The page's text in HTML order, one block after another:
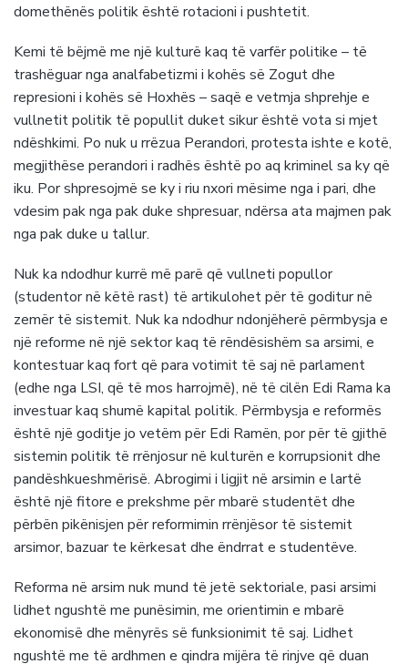
domethënës politik është rotacioni i pushtetit.
Kemi të bëjmë me një kulturë kaq të varfër politike – të
trashëguar nga analfabetizmi i kohës së Zogut dhe
represioni i kohës së Hoxhës – saqë e vetmja shprehje e
vullnetit politik të popullit duket sikur është vota si mjet
ndëshkimi. Po nuk u rrëzua Perandori, protesta ishte e kotë,
megjithëse perandori i radhës është po aq kriminel sa ky që
iku. Por shpresojmë se ky i riu nxori mësime nga i pari, dhe
vdesim pak nga pak duke shpresuar, ndërsa ata majmen pak
nga pak duke u tallur.
Nuk ka ndodhur kurrë më parë që vullneti popullor
(studentor në këtë rast) të artikulohet për të goditur në
zemër të sistemit. Nuk ka ndodhur ndonjëherë përmbysja e
një reforme në një sektor kaq të rëndësishëm sa arsimi, e
kontestuar kaq fort që para votimit të saj në parlament
(edhe nga LSI, që të mos harrojmë), në të cilën Edi Rama ka
investuar kaq shumë kapital politik. Përmbysja e reformës
është një goditje jo vetëm për Edi Ramën, por për të gjithë
sistemin politik të rrënjosur në kulturën e korrupsionit dhe
pandëshkueshmërisë. Abrogimi i ligjit në arsimin e lartë
është një fitore e prekshme për mbarë studentët dhe
përbën pikënisjen për reformimin rrënjësor të sistemit
arsimor, bazuar te kërkesat dhe ëndrrat e studentëve.
Reforma në arsim nuk mund të jetë sektoriale, pasi arsimi
lidhet ngushtë me punësimin, me orientimin e mbarë
ekonomisë dhe mënyrës së funksionimit të saj. Lidhet
ngushtë me të ardhmen e qindra mijëra të rinjve që duan